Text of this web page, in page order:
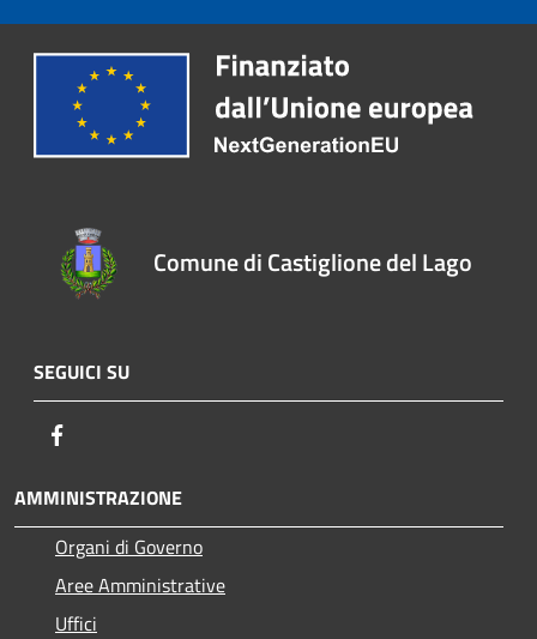
Comune di Castiglione del Lago
SEGUICI SU
AMMINISTRAZIONE
Organi di Governo
Aree Amministrative
Uffici